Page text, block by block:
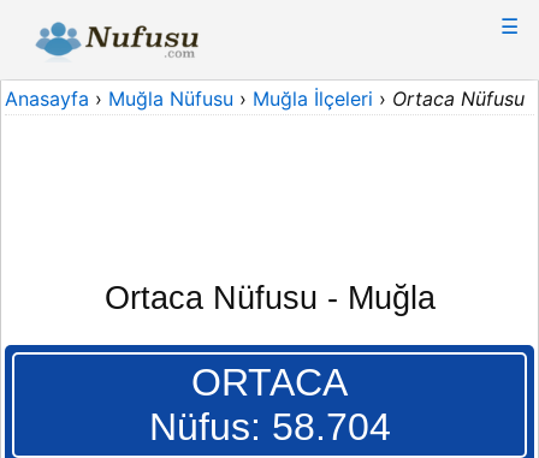
☰
Anasayfa › Muğla Nüfusu › Muğla İlçeleri › Ortaca Nüfusu
Ortaca Nüfusu - Muğla
ORTACA
Nüfus: 58.704